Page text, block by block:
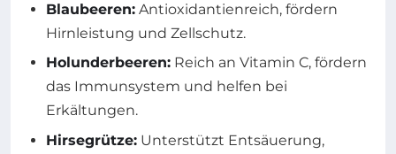
Blaubeeren: Antioxidantienreich, fördern
Hirnleistung und Zellschutz.
Holunderbeeren: Reich an Vitamin C, fördern
das Immunsystem und helfen bei
Erkältungen.
Hirsegrütze: Unterstützt Entsäuerung,